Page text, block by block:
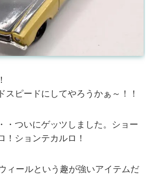
スピードにしてやろうかぁ～！！
・ついにゲッツしました。ショー
！ションテカルロ！
ィールという趣が強いアイテムだ